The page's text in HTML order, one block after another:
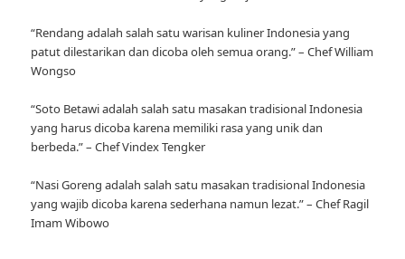
“Rendang adalah salah satu warisan kuliner Indonesia yang
patut dilestarikan dan dicoba oleh semua orang.” – Chef William
Wongso
“Soto Betawi adalah salah satu masakan tradisional Indonesia
yang harus dicoba karena memiliki rasa yang unik dan
berbeda.” – Chef Vindex Tengker
“Nasi Goreng adalah salah satu masakan tradisional Indonesia
yang wajib dicoba karena sederhana namun lezat.” – Chef Ragil
Imam Wibowo